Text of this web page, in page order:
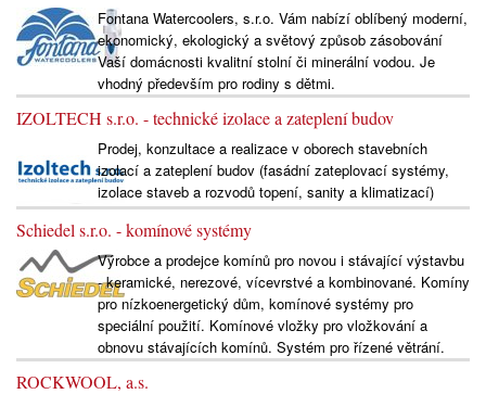
Fontana Watercoolers, s.r.o. Vám nabízí oblíbený moderní,
ekonomický, ekologický a světový způsob zásobování
Vaší domácnosti kvalitní stolní či minerální vodou. Je
vhodný především pro rodiny s dětmi.
IZOLTECH s.r.o. - technické izolace a zateplení budov
Prodej, konzultace a realizace v oborech stavebních
izolací a zateplení budov (fasádní zateplovací systémy,
izolace staveb a rozvodů topení, sanity a klimatizací)
Schiedel s.r.o. - komínové systémy
Výrobce a prodejce komínů pro novou i stávající výstavbu
- keramické, nerezové, vícevrstvé a kombinované. Komíny
pro nízkoenergetický dům, komínové systémy pro
speciální použití. Komínové vložky pro vložkování a
obnovu stávajících komínů. Systém pro řízené větrání.
ROCKWOOL, a.s.